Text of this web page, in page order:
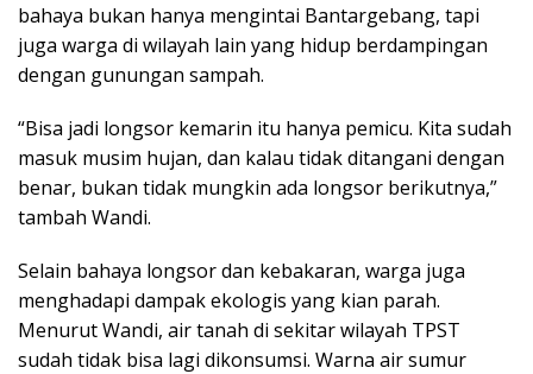
bahaya bukan hanya mengintai Bantargebang, tapi
juga warga di wilayah lain yang hidup berdampingan
dengan gunungan sampah.
“Bisa jadi longsor kemarin itu hanya pemicu. Kita sudah
masuk musim hujan, dan kalau tidak ditangani dengan
benar, bukan tidak mungkin ada longsor berikutnya,”
tambah Wandi.
Selain bahaya longsor dan kebakaran, warga juga
menghadapi dampak ekologis yang kian parah.
Menurut Wandi, air tanah di sekitar wilayah TPST
sudah tidak bisa lagi dikonsumsi. Warna air sumur